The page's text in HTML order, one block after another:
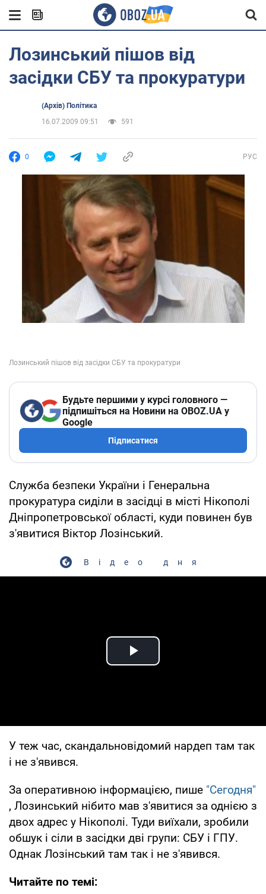
Лозинський пішов від
засідки СБУ та прокуратури
(Архів) Політика
16.07.2009 09:51
591
0 РУС
Будьте першими у курсі головного —
підпишіться на Новини на OBOZ.UA у
Google
Підписатися
Служба безпеки України і Генеральна
прокуратура сиділи в засідці в місті Нікополі
Дніпропетровської області, куди повинен був
з'явитися Віктор Лозінський.
Відео дня
Play Video
У теж час, скандальновідомий нардеп там так
і не з'явився.
За оперативною інформацією, пише "Сегодня"
, Лозинський нібито мав з'явитися за однією з
двох адрес у Нікополі. Туди виїхали, зробили
обшук і сіли в засідки дві групи: СБУ і ГПУ.
Однак Лозінський там так і не з'явився.
Читайте по темі: